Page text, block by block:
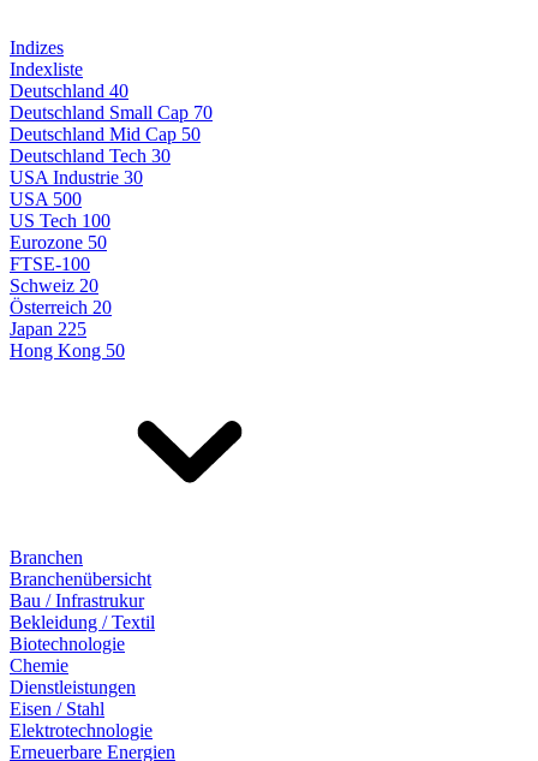
Indizes
Indexliste
Deutschland 40
Deutschland Small Cap 70
Deutschland Mid Cap 50
Deutschland Tech 30
USA Industrie 30
USA 500
US Tech 100
Eurozone 50
FTSE-100
Schweiz 20
Österreich 20
Japan 225
Hong Kong 50
Branchen
Branchenübersicht
Bau / Infrastrukur
Bekleidung / Textil
Biotechnologie
Chemie
Dienstleistungen
Eisen / Stahl
Elektrotechnologie
Erneuerbare Energien